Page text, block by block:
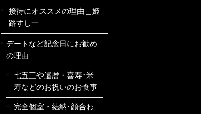
接待にオススメの理由＿姫
路すし一
デートなど記念日にお勧め
の理由
七五三や還暦・喜寿･米
寿などのお祝いのお食事
完全個室・結納･顔合わ